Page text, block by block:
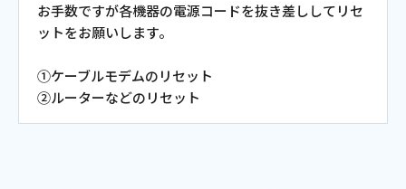
サイトマップ
ウェブサイトのご利用について
放送基準
お手数ですが各機器の電源コードを抜き差ししてリセ
ットをお願いします。
①ケーブルモデムのリセット
②ルーターなどのリセット